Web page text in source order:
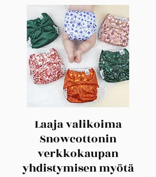
Laaja valikoima
Snowcottonin
verkkokaupan
yhdistymisen myötä